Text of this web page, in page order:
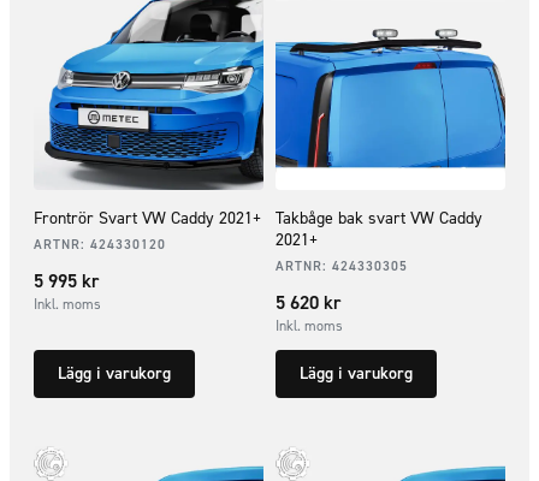
Frontrör Svart VW Caddy 2021+
ARTNR: 424330120
5 995 kr
Inkl. moms
Lägg i varukorg
Takbåge bak svart VW Caddy
2021+
ARTNR: 424330305
5 620 kr
Inkl. moms
Lägg i varukorg